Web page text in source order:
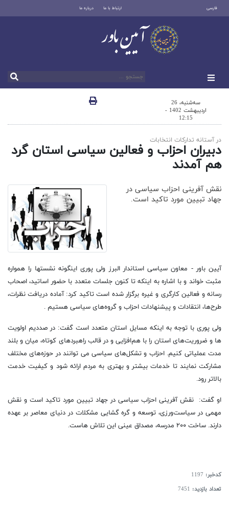
فارسی ارتباط با ما درباره ما
سه‌شنبه، 26
اردیبهشت 1402 -
12:15
در آستانه تدارکات انتخابات
دبیران احزاب و فعالین سیاسی استان گرد
هم آمدند
نقش آفرینی احزاب سیاسی در
جهاد تبیین مورد تاکید است.
آیین باور - معاون سیاسی استاندار البرز ولی پوری اینگونه نشستها را همواره
مثبت خواند و با اشاره به اینکه تا کنون جلسات متعدد با حضور اساتید، اصحاب
رسانه و فعالین کارگری و غیره برگزار شده است تاکید کرد: آماده دریافت نظرات،
طرح‌ها، انتقادات و پیشنهادات احزاب و گروه‌های سیاسی هستیم .
ولی پوری با توجه به اینکه مسایل استان متعدد است گفت: در صددیم اولویت
ها و ضروریت‌های استان را با هم‌افزایی و در قالب راهبردهای کوتاه، میان و بلند
مدت عملیاتی کنیم. احزاب و تشکل‌های سیاسی می توانند در حوزه‌های مختلف
مشارکت نمایند تا خدمات بیشتر و بهتری به مردم ارائه شود و کیفیت خدمت
بالاتر رود.
او گفت: نقش آفرینی احزاب سیاسی در جهاد تبیین مورد تاکید است و نقش
مهمی در سیاست‌ورزی، توسعه و گره گشایی مشکلات در دنیای معاصر بر عهده
دارند. ساخت ۲۰۰ مدرسه، مصداق عینی این تلاش هاست.
کدخبر: 1197
تعداد بازدید: 7451